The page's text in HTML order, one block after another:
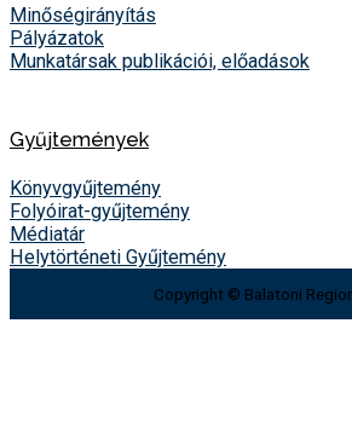
Minőségirányítás
Pályázatok
Munkatársak publikációi, előadások
Gyűjtemények
Könyvgyűjtemény
Folyóirat-gyűjtemény
Médiatár
Helytörténeti Gyűjtemény
Copyright © Balatoni